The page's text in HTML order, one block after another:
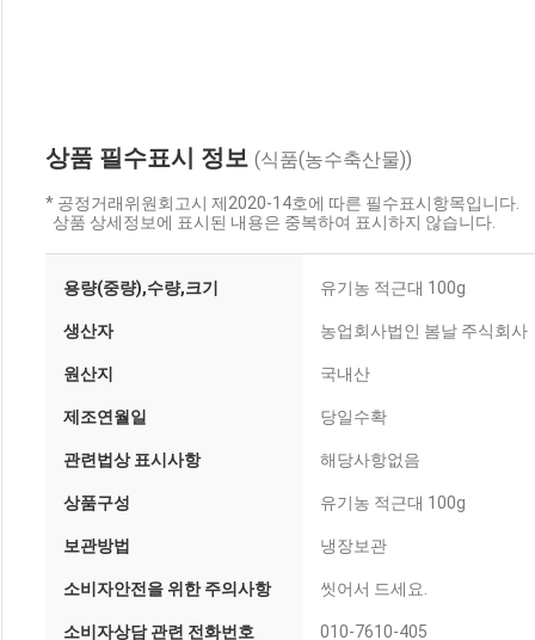
상품 필수표시 정보 (식품(농수축산물))
* 공정거래위원회고시 제2020-14호에 따른 필수표시항목입니다.
상품 상세정보에 표시된 내용은 중복하여 표시하지 않습니다.
용량(중량),수량,크기 유기농 적근대 100g
생산자 농업회사법인 봄날 주식회사
원산지 국내산
제조연월일 당일수확
관련법상 표시사항 해당사항없음
상품구성 유기농 적근대 100g
보관방법 냉장보관
소비자안전을 위한 주의사항 씻어서 드세요.
소비자상담 관련 전화번호 010-7610-405